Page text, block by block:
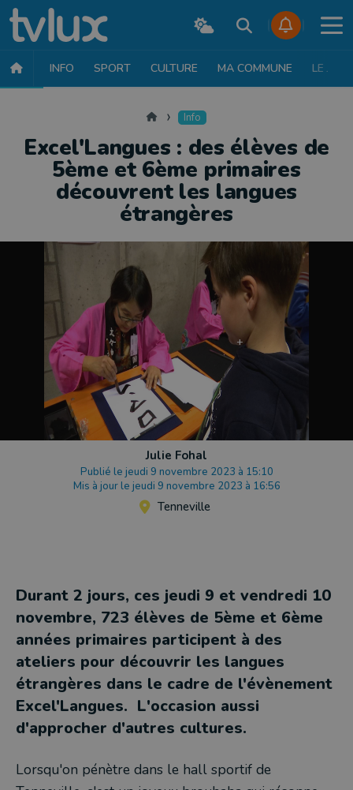
INFO SPORT CULTURE MA COMMUNE LE JT
Accueil Info
Excel'Langues : des élèves de
5ème et 6ème primaires
découvrent les langues
étrangères
Julie Fohal
Publié le jeudi 9 novembre 2023 à 15:10
Mis à jour le jeudi 9 novembre 2023 à 16:56
Tenneville
Durant 2 jours, ces jeudi 9 et vendredi 10
novembre, 723 élèves de 5ème et 6ème
années primaires participent à des
ateliers pour découvrir les langues
étrangères dans le cadre de l'évènement
Excel'Langues. L'occasion aussi
d'approcher d'autres cultures.
Lorsqu'on pénètre dans le hall sportif de